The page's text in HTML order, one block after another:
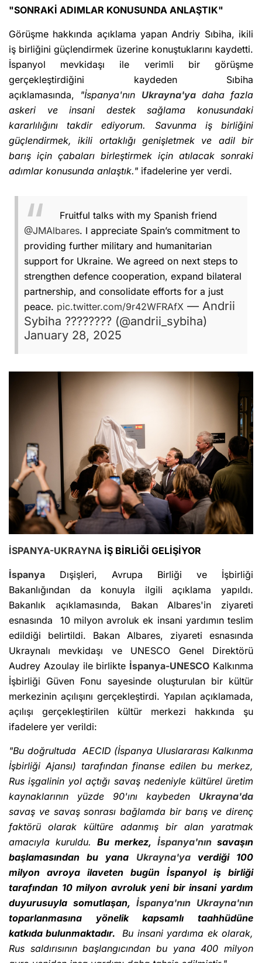
"SONRAKİ ADIMLAR KONUSUNDA ANLAŞTIK"
Görüşme hakkında açıklama yapan Andriy Sıbiha, ikili
iş birliğini güçlendirmek üzerine konuştuklarını kaydetti.
İspanyol mevkidaşı ile verimli bir görüşme
gerçekleştirdiğini kaydeden Sıbiha
açıklamasında, "İspanya'nın Ukrayna'yadaha fazla
askeri ve insani destek sağlama konusundaki
kararlılığını takdir ediyorum. Savunma iş birliğini
güçlendirmek, ikili ortaklığı genişletmek ve adil bir
barış için çabaları birleştirmek için atılacak sonraki
adımlar konusunda anlaştık." ifadelerine yer verdi.
Fruitful talks with my Spanish friend
@JMAlbares. I appreciate Spain’s commitment to
providing further military and humanitarian
support for Ukraine. We agreed on next steps to
strengthen defence cooperation, expand bilateral
partnership, and consolidate efforts for a just
peace. pic.twitter.com/9r42WFRAfX — Andrii
Sybiha ???????? (@andrii_sybiha)
January 28, 2025
İSPANYA-UKRAYNA İŞ BİRLİĞİ GELİŞİYOR
İspanya Dışişleri, Avrupa Birliği ve İşbirliği
Bakanlığından da konuyla ilgili açıklama yapıldı.
Bakanlık açıklamasında, Bakan Albares'in ziyareti
esnasında 10 milyon avroluk ek insani yardımın teslim
edildiği belirtildi. Bakan Albares, ziyareti esnasında
Ukraynalı mevkidaşı ve UNESCO Genel Direktörü
Audrey Azoulay ile birlikte İspanya-UNESCO Kalkınma
İşbirliği Güven Fonu sayesinde oluşturulan bir kültür
merkezinin açılışını gerçekleştirdi. Yapılan açıklamada,
açılışı gerçekleştirilen kültür merkezi hakkında şu
ifadelere yer verildi:
"Bu doğrultuda AECID (İspanya Uluslararası Kalkınma
İşbirliği Ajansı) tarafından finanse edilen bu merkez,
Rus işgalinin yol açtığı savaş nedeniyle kültürel üretim
kaynaklarının yüzde 90'ını kaybeden Ukrayna'da
savaş ve savaş sonrası bağlamda bir barış ve direnç
faktörü olarak kültüre adanmış bir alan yaratmak
amacıyla kuruldu. Bu merkez, İspanya'nınsavaşın
başlamasından bu yana Ukrayna'yaverdiği 100
milyon avroya ilaveten bugün İspanyol iş birliği
tarafından 10 milyon avroluk yeni bir insani yardım
duyurusuyla somutlaşan, İspanya'nın Ukrayna'nın
toparlanmasına yönelik kapsamlı taahhüdüne
katkıda bulunmaktadır.
Bu insani yardıma ek olarak,
Rus saldırısının başlangıcından bu yana 400 milyon